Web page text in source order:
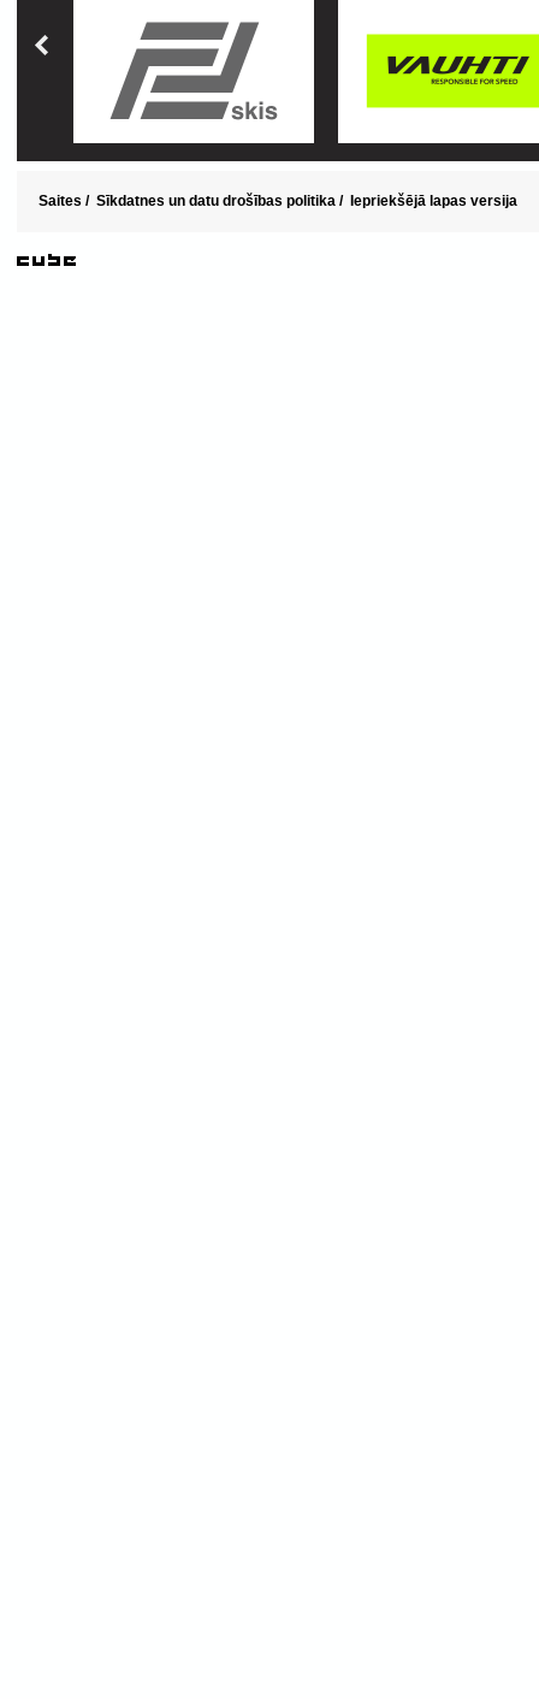
Saites / Sīkdatnes un datu drošības politika / Iepriekšējā lapas versija